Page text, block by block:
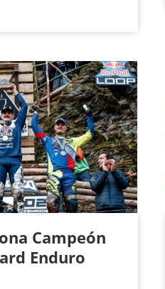
Campeón
Enduro